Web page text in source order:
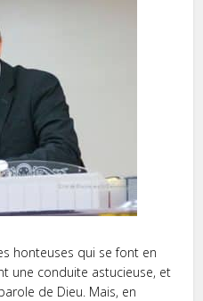
honteuses qui se font en
une conduite astucieuse, et
de Dieu. Mais, en